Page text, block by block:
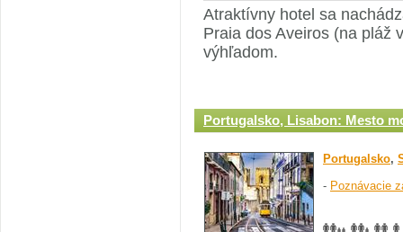
Atraktívny hotel sa
Praia dos Aveiros (na pláž
výhľadom.
Portugalsko, Lisabon: Mesto
Portugalsko,
- Poznávacie